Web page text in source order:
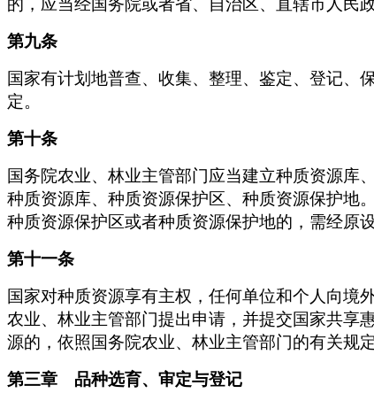
的，应当经国务院或者省、自治区、直辖市人民
第九条
国家有计划地普查、收集、整理、鉴定、登记、
定。
第十条
国务院农业、林业主管部门应当建立种质资源库
种质资源库、种质资源保护区、种质资源保护地
种质资源保护区或者种质资源保护地的，需经原
第十一条
国家对种质资源享有主权，任何单位和个人向境
农业、林业主管部门提出申请，并提交国家共享
源的，依照国务院农业、林业主管部门的有关规定
第三章 品种选育、审定与登记